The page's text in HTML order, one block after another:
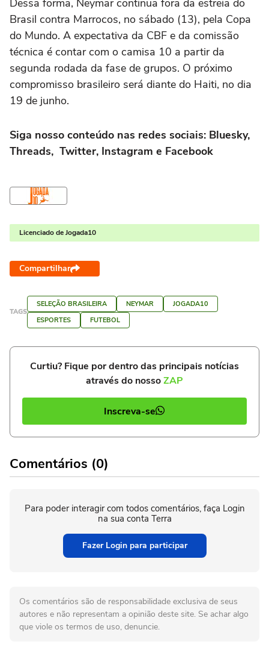
Dessa forma, Neymar continua fora da estreia do
Brasil contra Marrocos, no sábado (13), pela Copa
do Mundo. A expectativa da CBF e da comissão
técnica é contar com o camisa 10 a partir da
segunda rodada da fase de grupos. O próximo
compromisso brasileiro será diante do Haiti, no dia
19 de junho.
Siga nosso conteúdo nas redes sociais: Bluesky,
Threads, Twitter, Instagram e Facebook
Licenciado de Jogada10
Compartilhar
TAGS
SELEÇÃO BRASILEIRA NEYMAR
JOGADA10
ESPORTES
FUTEBOL
Curtiu? Fique por dentro das principais notícias
através do nossoZAP
Inscreva-se
Comentários (0)
Para poder interagir com todos comentários, faça Login
na sua conta Terra
Fazer Login para participar
Os comentários são de responsabilidade exclusiva de seus
autores e não representam a opinião deste site. Se achar algo
que viole os termos de uso, denuncie.